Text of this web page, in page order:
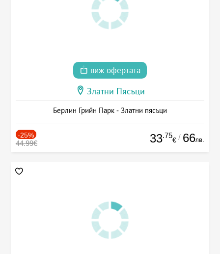
виж офертата
Златни Пясъци
Берлин Грийн Парк - Златни пясъци
-25%
44.99€ 33.75
€ / 66лв.